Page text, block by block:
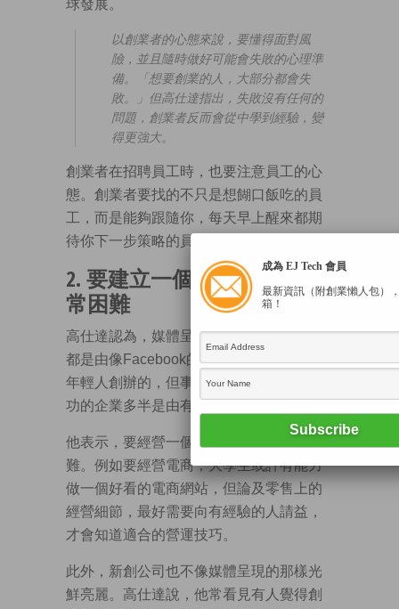
球發展。
以創業者的心態來說，要懂得面對風
險，並且隨時做好可能會失敗的心理準
備。「想要創業的人，大部分都會失
敗。」但高仕達指出，失敗沒有任何的
問題，創業者反而會從中學到經驗，變
得更強大。
創業者在招聘員工時，也要注意員工的心
態。創業者要找的不只是想餬口飯吃的員
工，而是能夠跟隨你，每天早上醒來都期
待你下一步策略的員工。
2. 要建立一個成功的公司非
常困難
高仕達認為，媒體呈現出來的新創公司，
都是由像Facebook的馬克・佐克伯這樣的
年輕人創辦的，但事實上那些是少數，成
功的企業多半是由有經驗的人所創辦的。
他表示，要經營一個成功的企業非常困
難。例如要經營電商，大學生或許有能力
做一個好看的電商網站，但論及零售上的
經營細節，最好需要向有經驗的人請益，
才會知道適合的營運技巧。
此外，新創公司也不像媒體呈現的那樣光
鮮亮麗。高仕達說，他常看見有人覺得創
成為 EJ Tech 會員
最新資訊（附創業懶人包）
箱！